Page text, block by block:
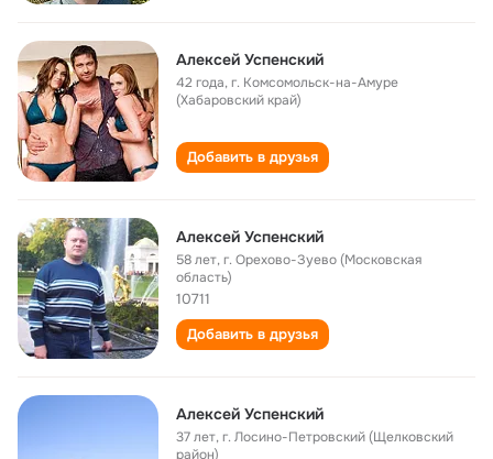
Алексей Успенский
42 года,г. Комсомольск-на-Амуре
(Хабаровский край)
Добавить в друзья
Алексей Успенский
58 лет,г. Орехово-Зуево (Московская
область)
10711
Добавить в друзья
Алексей Успенский
37 лет,г. Лосино-Петровский (Щелковский
район)